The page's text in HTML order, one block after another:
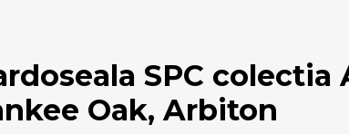
SPC colectia
Oak, Arbiton